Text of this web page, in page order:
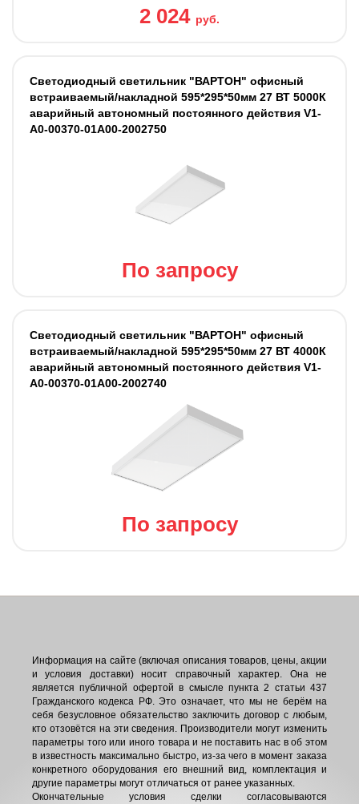
2 024 руб.
Светодиодный светильник "ВАРТОН" офисный
встраиваемый/накладной 595*295*50мм 27 ВТ 5000К
аварийный автономный постоянного действия V1-
A0-00370-01A00-2002750
По запросу
Светодиодный светильник "ВАРТОН" офисный
встраиваемый/накладной 595*295*50мм 27 ВТ 4000К
аварийный автономный постоянного действия V1-
A0-00370-01A00-2002740
По запросу
Информация на сайте (включая описания товаров, цены, акции
и условия доставки) носит справочный характер. Она не
является публичной офертой в смысле пункта 2 статьи 437
Гражданского кодекса РФ. Это означает, что мы не берём на
себя безусловное обязательство заключить договор с любым,
кто отзовётся на эти сведения. Производители могут изменить
параметры того или иного товара и не поставить нас в об этом
в известность максимально быстро, из-за чего в момент заказа
конкретного оборудования его внешний вид, комплектация и
другие параметры могут отличаться от ранее указанных.
Окончательные условия сделки согласовываются